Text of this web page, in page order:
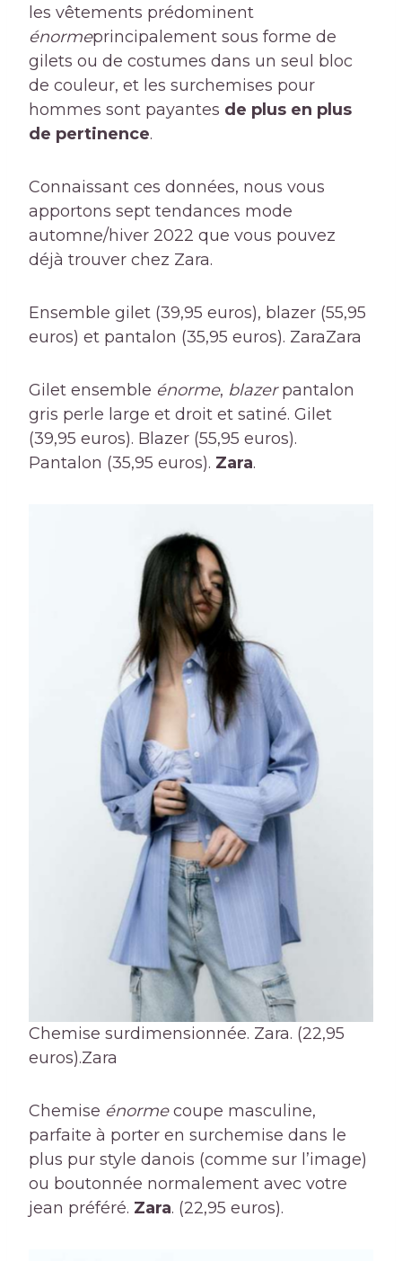
les vêtements prédominent
énormeprincipalement sous forme de
gilets ou de costumes dans un seul bloc
de couleur, et les surchemises pour
hommes sont payantes de plus en plus
de pertinence.
Connaissant ces données, nous vous
apportons sept tendances mode
automne/hiver 2022 que vous pouvez
déjà trouver chez Zara.
Ensemble gilet (39,95 euros), blazer (55,95
euros) et pantalon (35,95 euros). ZaraZara
Gilet ensemble énorme, blazerpantalon
gris perle large et droit et satiné. Gilet
(39,95 euros). Blazer (55,95 euros).
Pantalon (35,95 euros). Zara.
Chemise surdimensionnée. Zara. (22,95
euros).Zara
Chemise énormecoupe masculine,
parfaite à porter en surchemise dans le
plus pur style danois (comme sur l’image)
ou boutonnée normalement avec votre
jean préféré. Zara. (22,95 euros).